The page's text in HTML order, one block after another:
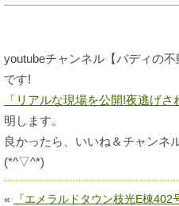
youtubeチャンネル【バディの
です!
「リアルな現場を公開!夜逃げさ
明します。
良かったら、いいね＆チャンネ
(*^▽^*)
«
『エメラルドタウン枝光E棟402